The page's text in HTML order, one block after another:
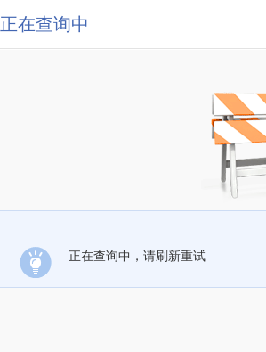
正在查询中
正在查询中，请刷新重试